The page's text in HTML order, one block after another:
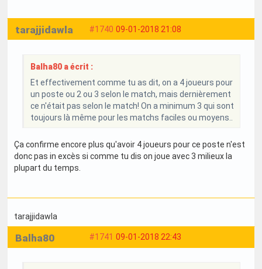
#1740 09-01-2018 21:08
tarajjidawla
Balha80 a écrit :
Et effectivement comme tu as dit, on a 4 joueurs pour
un poste ou 2 ou 3 selon le match, mais dernièrement
ce n'était pas selon le match! On a minimum 3 qui sont
toujours là même pour les matchs faciles ou moyens..
Ça confirme encore plus qu'avoir 4 joueurs pour ce poste n'est
donc pas in excès si comme tu dis on joue avec 3 milieux la
plupart du temps.
tarajjidawla
#1741 09-01-2018 22:43
Balha80